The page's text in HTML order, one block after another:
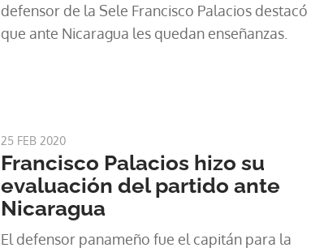
defensor de la Sele Francisco Palacios destacó
que ante Nicaragua les quedan enseñanzas.
25 FEB 2020
Francisco Palacios hizo su
evaluación del partido ante
Nicaragua
El defensor panameño fue el capitán para la